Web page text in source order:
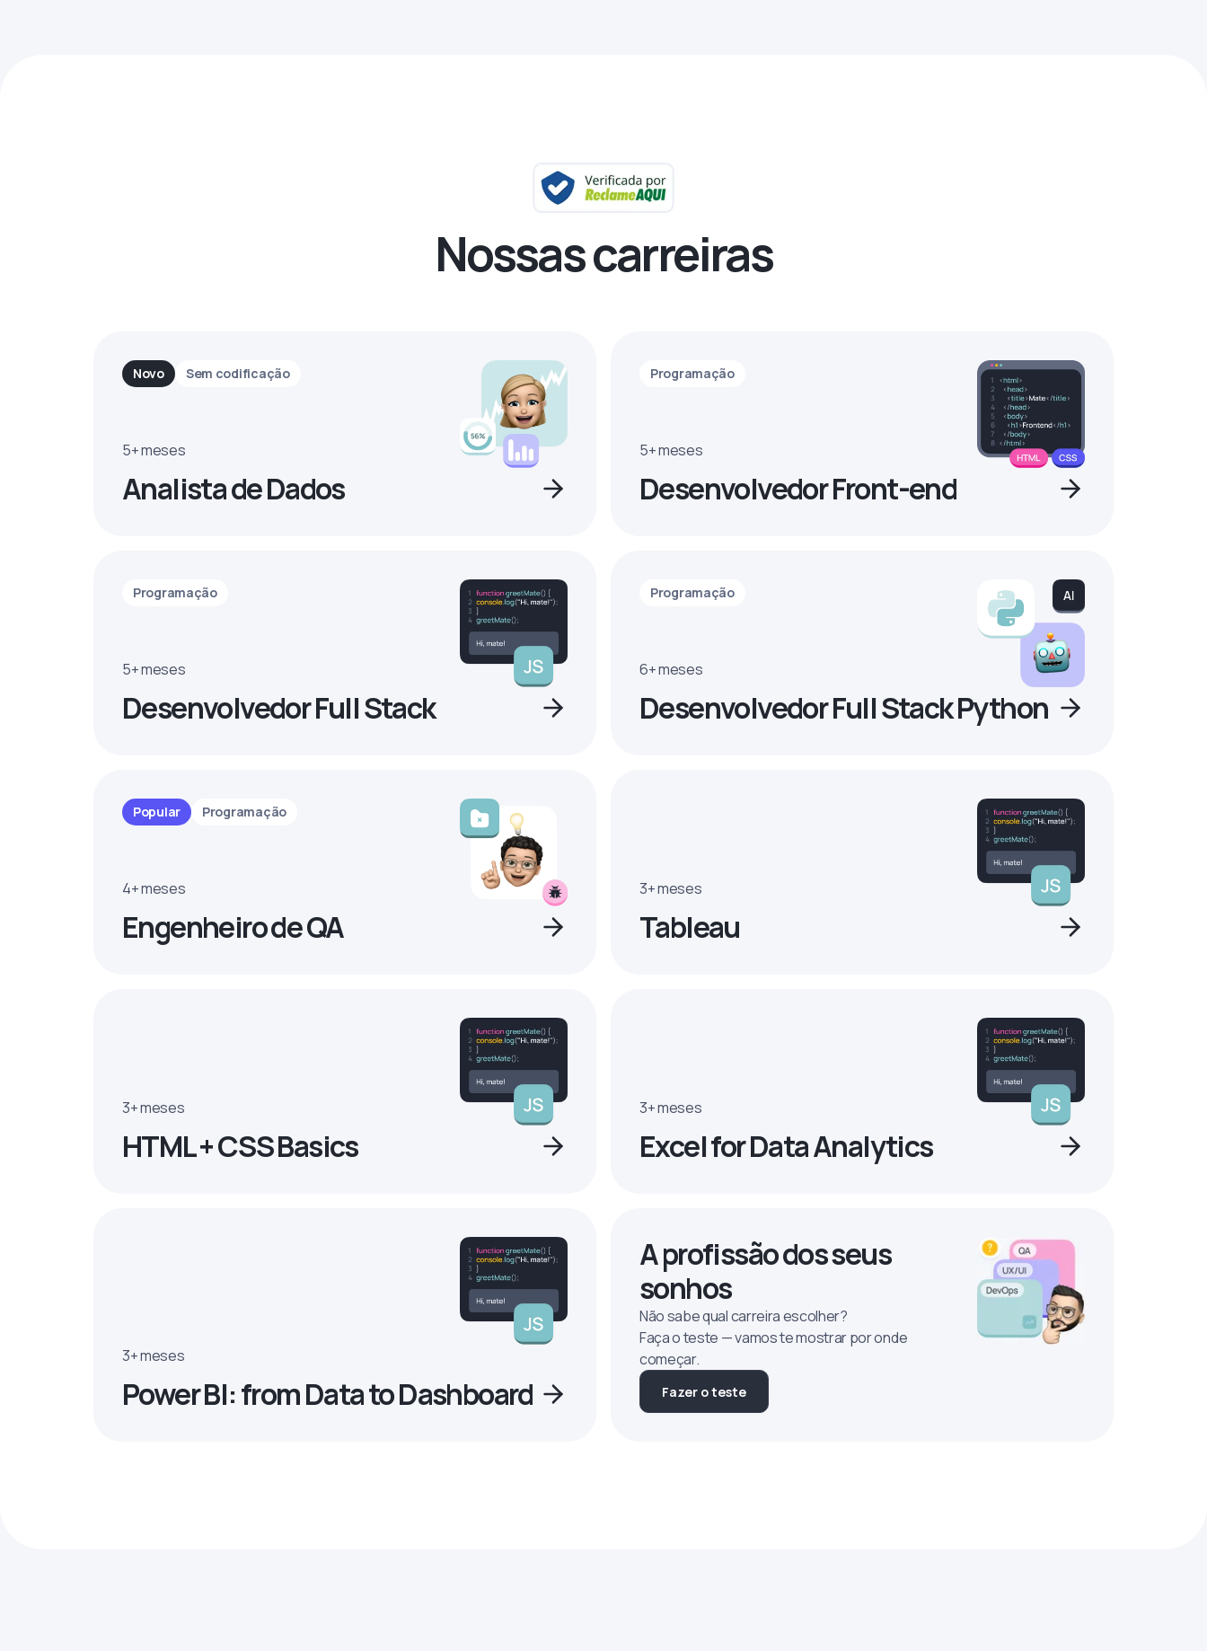
Nossas carreiras
Novo Sem codificação
5+ meses
Analista de Dados
Programação
5+ meses
Desenvolvedor Front-end
Programação
5+ meses
Desenvolvedor Full Stack
Programação
6+ meses
Desenvolvedor Full Stack Python
Popular Programação
4+ meses
Engenheiro de QA
3+ meses
Tableau
3+ meses
HTML + CSS Basics
3+ meses
Excel for Data Analytics
3+ meses
Power BI: from Data to Dashboard
A profissão dos seus
sonhos
Não sabe qual carreira escolher?
Faça o teste — vamos te mostrar por onde
começar.
Fazer o teste